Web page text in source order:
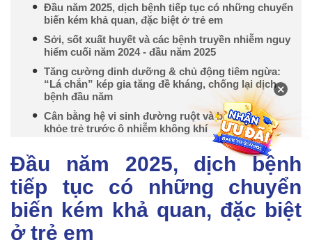
Đầu năm 2025, dịch bệnh tiếp tục có những chuyển
biến kém khả quan, đặc biệt ở trẻ em
Sởi, sốt xuất huyết và các bệnh truyền nhiễm nguy
hiểm cuối năm 2024 - đầu năm 2025
Tăng cường dinh dưỡng & chủ động tiêm ngừa:
“Lá chắn” kép gia tăng đề kháng, chống lại dịch
bệnh đầu năm
Cân bằng hệ vi sinh đường ruột và bảo vệ sức
khỏe trẻ trước ô nhiễm không khí
Đầu năm 2025, dịch bệnh
tiếp tục có những chuyển
biến kém khả quan, đặc biệt
ở trẻ em
×